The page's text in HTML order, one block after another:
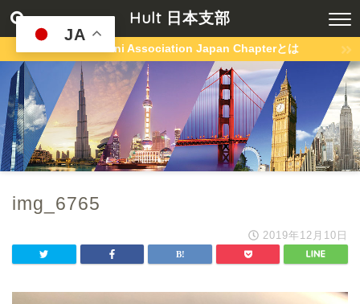
Hult 日本支部
Hult Alumni Association Japan Chapterとは
img_6765
2019年12月10日
JA